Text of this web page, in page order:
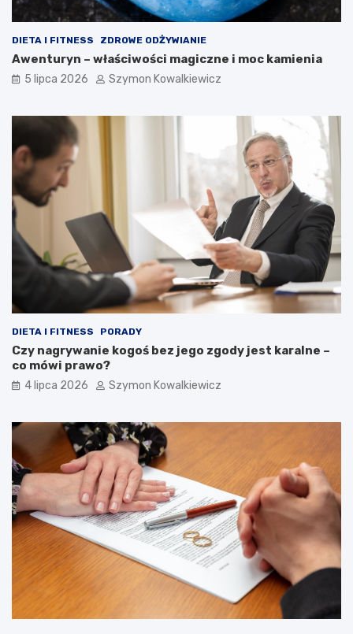
DIETA I FITNESS ZDROWE ODŻYWIANIE
Awenturyn – właściwości magiczne i moc kamienia
5 lipca 2026 Szymon Kowalkiewicz
DIETA I FITNESS PORADY
Czy nagrywanie kogoś bez jego zgody jest karalne –
co mówi prawo?
4 lipca 2026 Szymon Kowalkiewicz